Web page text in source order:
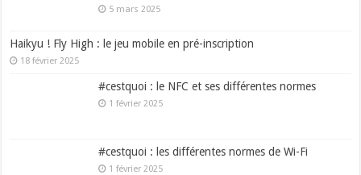
5 mars 2025
Haikyu ! Fly High : le jeu mobile en pré-inscription
18 février 2025
#cestquoi : le NFC et ses différentes normes
1 février 2025
#cestquoi : les différentes normes de Wi-Fi
1 février 2025